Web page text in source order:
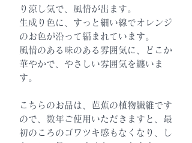
り涼し気で、風情が出ます。
生成り色に、すっと細い線でオレンジ
のお色が沿って編まれています。
風情のある味のある雰囲気に、どこか
華やかで、やさしい雰囲気を纏いま
す。
こちらのお品は、芭蕉の植物繊維です
ので、数年ご使用いただきますと、最
初のころのゴワツキ感もなくなり、し